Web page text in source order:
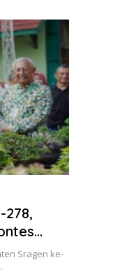
278,
Sragen ke-